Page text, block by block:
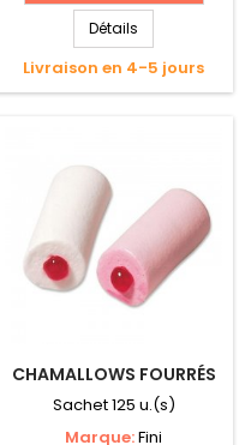
Détails
Livraison en 4-5 jours
CHAMALLOWS FOURRÉS
Sachet 125 u.(s)
Marque:Fini